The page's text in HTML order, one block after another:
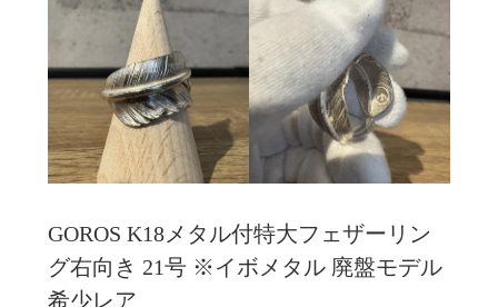
GOROS K18メタル付特大フェザーリン
グ右向き 21号 ※イボメタル 廃盤モデル
希少レア